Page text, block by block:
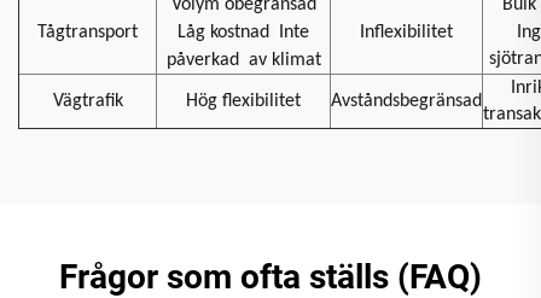
Tågtransport
Volym obegränsad
Låg kostnad
Inte
påverkad
av klimat
Inflexibilitet
Vägtrafik Hög flexibilitet Avståndsbegränsad
Frågor som ofta ställs (FAQ)